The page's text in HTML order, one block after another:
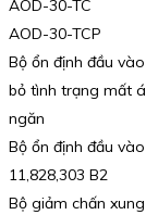
AOD-30-TC
AOD-30-TCP
Bộ ổn định đầu
bỏ tình trạng mất
ngăn
Bộ ổn định đầu
11,828,303 B2
Bộ giảm chấn